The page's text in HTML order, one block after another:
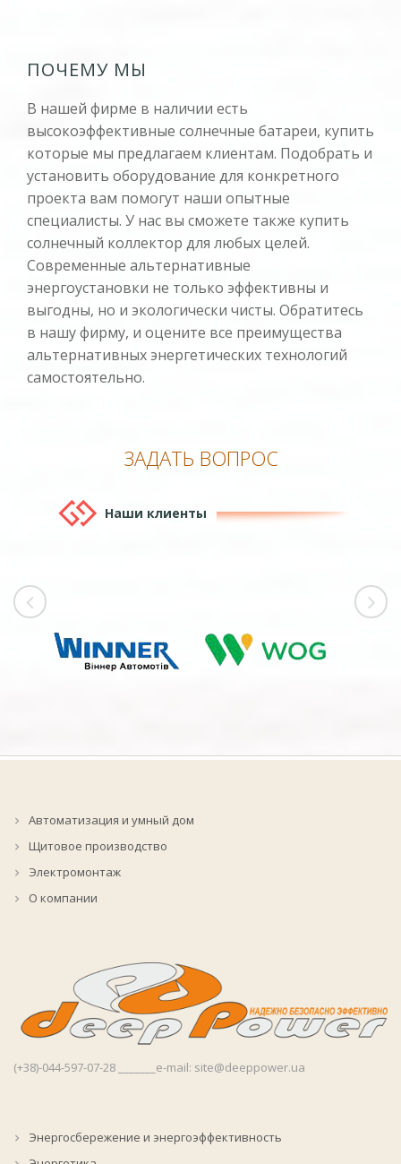
ПОЧЕМУ МЫ
В нашей фирме в наличии есть
высокоэффективные солнечные батареи, купить
которые мы предлагаем клиентам. Подобрать и
установить оборудование для конкретного
проекта вам помогут наши опытные
специалисты. У нас вы сможете также купить
солнечный коллектор для любых целей.
Современные альтернативные
энергоустановки не только эффективны и
выгодны, но и экологически чисты. Обратитесь
в нашу фирму, и оцените все преимущества
альтернативных энергетических технологий
самостоятельно.
ЗАДАТЬ ВОПРОС
Наши клиенты
Автоматизация и умный дом
Щитовое производство
Электромонтаж
О компании
(+38)-044-597-07-28 _______e-mail: site@deeppower.ua
Энергосбережение и энергоэффективность